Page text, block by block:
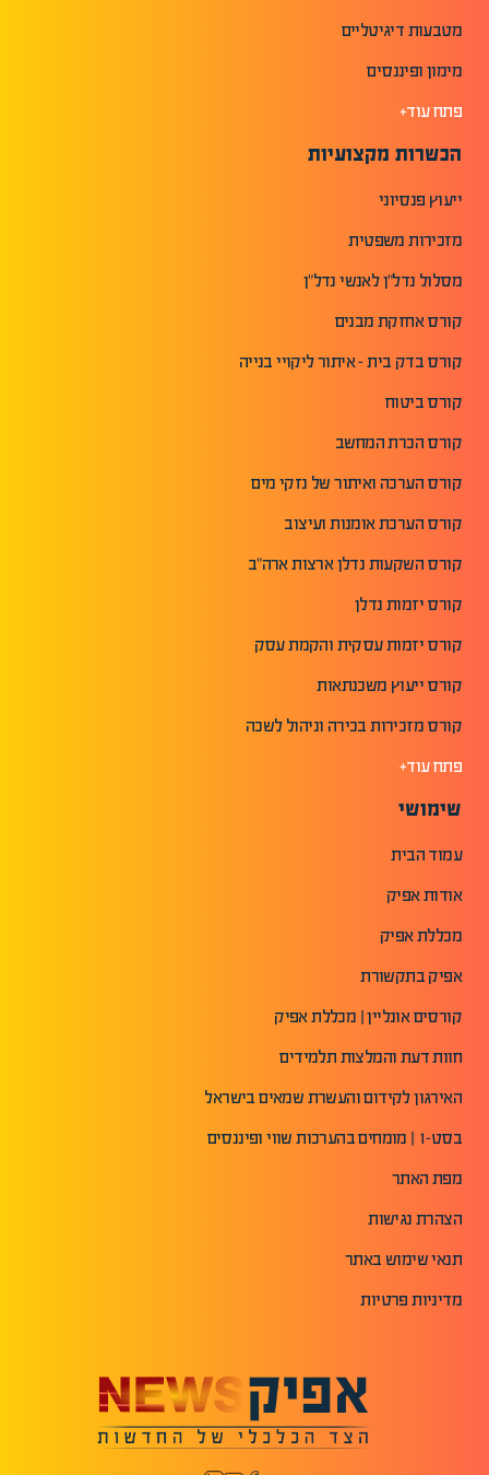
מטבעות דיגיטליים
מימון ופיננסים
פתח עוד+
הכשרות מקצועיות
ייעוץ פנסיוני
מזכירות משפטית
מסלול נדל"ן לאנשי נדל"ן
קורס אחזקת מבנים
קורס בדק בית - איתור ליקויי בנייה
קורס ביטוח
קורס הכרת המחשב
קורס הערכה ואיתור של נזקי מים
קורס הערכת אומנות ועיצוב
קורס השקעות נדלן ארצות ארה"ב
קורס יזמות נדלן
קורס יזמות עסקית והקמת עסק
קורס ייעוץ משכנתאות
קורס מזכירות בכירה וניהול לשכה
פתח עוד+
שימושי
עמוד הבית
אודות אפיק
מכללת אפיק
אפיק בתקשורת
קורסים אונליין | מכללת אפיק
חוות דעת והמלצות תלמידים
האירגון לקידום והעשרת שמאים בישראל
בסט-1 | מומחים בהערכות שווי ופיננסים
מפת האתר
הצהרת נגישות
תנאי שימוש באתר
מדיניות פרטיות